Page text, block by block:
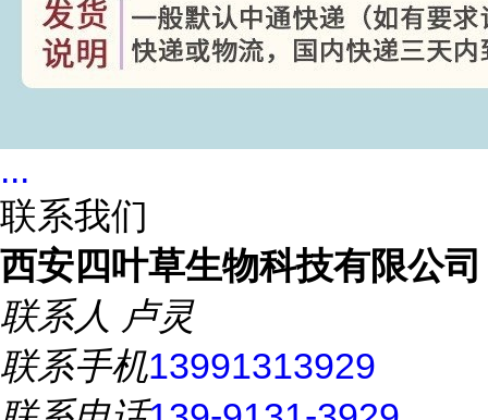
...
联系我们
西安四叶草生物科技有限公司
联系人 卢灵
联系手机13991313929